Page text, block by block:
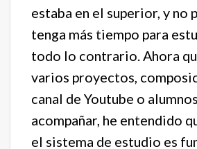
estaba en el superior, y no
tenga más tiempo para
todo lo contrario. Ahora
varios proyectos,
canal de Youtube o
acompañar, he entendido
el sistema de estudio es